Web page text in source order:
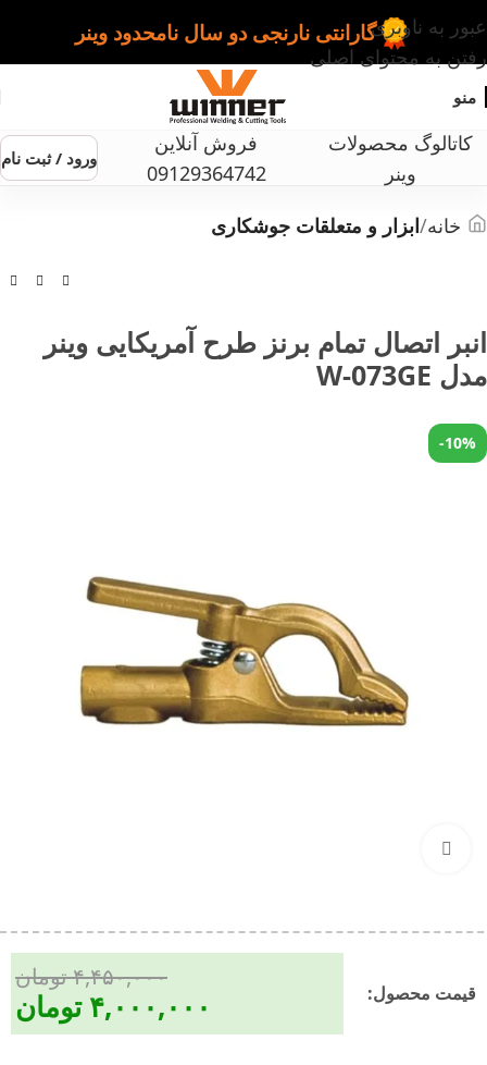
عبور به ناوبری
رفتن به محتوای اصلی
گارانتی نارنجی دو سال نامحدود وینر
منو
کاتالوگ محصولات
وینر
فروش آنلاین
09129364742
ورود / ثبت نام
خانه ابزار و متعلقات جوشکاری
انبر اتصال تمام برنز طرح آمریکایی وینر
مدل W-073GE
-10%
قیمت محصول:​
۴,۴۵۰,۰۰۰تومان
۴,۰۰۰,۰۰۰ تومان